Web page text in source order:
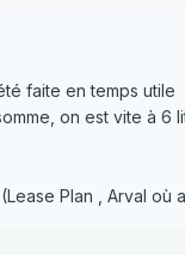
faite en temps utile
on est vite à 6
Plan , Arval